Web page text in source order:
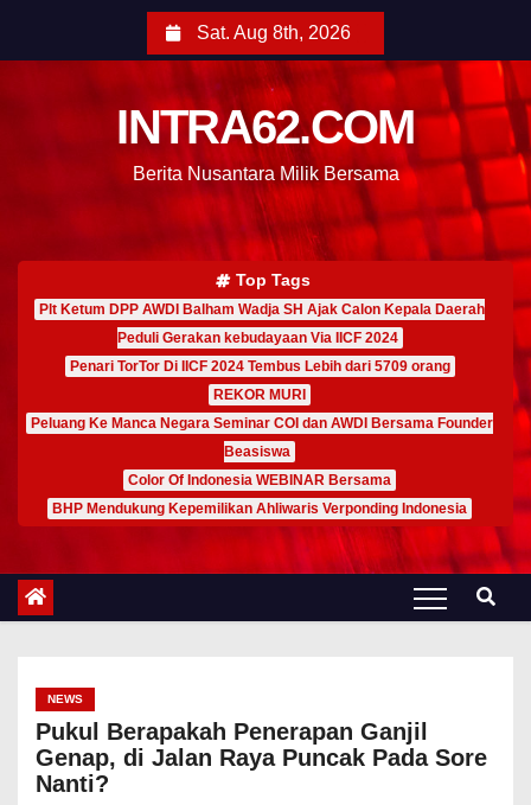
Sat. Aug 8th, 2026
INTRA62.COM
Berita Nusantara Milik Bersama
Top Tags
Plt Ketum DPP AWDI Balham Wadja SH Ajak Calon Kepala Daerah
Peduli Gerakan kebudayaan Via IICF 2024
Penari TorTor Di IICF 2024 Tembus Lebih dari 5709 orang
REKOR MURI
Peluang Ke Manca Negara Seminar COI dan AWDI Bersama Founder
Beasiswa
Color Of Indonesia WEBINAR Bersama
BHP Mendukung Kepemilikan Ahliwaris Verponding Indonesia
NEWS
Pukul Berapakah Penerapan Ganjil
Genap, di Jalan Raya Puncak Pada Sore
Nanti?